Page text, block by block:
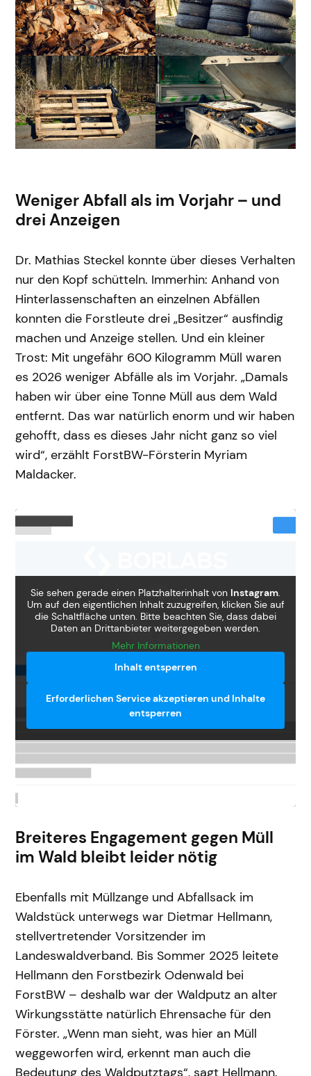
Weniger Abfall als im Vorjahr – und
drei Anzeigen
Dr. Mathias Steckel konnte über dieses Verhalten
nur den Kopf schütteln. Immerhin: Anhand von
Hinterlassenschaften an einzelnen Abfällen
konnten die Forstleute drei „Besitzer“ ausfindig
machen und Anzeige stellen. Und ein kleiner
Trost: Mit ungefähr 600 Kilogramm Müll waren
es 2026 weniger Abfälle als im Vorjahr. „Damals
haben wir über eine Tonne Müll aus dem Wald
entfernt. Das war natürlich enorm und wir haben
gehofft, dass es dieses Jahr nicht ganz so viel
wird“, erzählt ForstBW-Försterin Myriam
Maldacker.
Sie sehen gerade einen Platzhalterinhalt von Instagram.
Um auf den eigentlichen Inhalt zuzugreifen, klicken Sie auf
die Schaltfläche unten. Bitte beachten Sie, dass dabei
Daten an Drittanbieter weitergegeben werden.
Mehr Informationen
Inhalt entsperren
Erforderlichen Service akzeptieren und Inhalte
entsperren
Breiteres Engagement gegen Müll
im Wald bleibt leider nötig
Ebenfalls mit Müllzange und Abfallsack im
Waldstück unterwegs war Dietmar Hellmann,
stellvertretender Vorsitzender im
Landeswaldverband. Bis Sommer 2025 leitete
Hellmann den Forstbezirk Odenwald bei
ForstBW – deshalb war der Waldputz an alter
Wirkungsstätte natürlich Ehrensache für den
Förster. „Wenn man sieht, was hier an Müll
weggeworfen wird, erkennt man auch die
Bedeutung des Waldputztags“, sagt Hellmann.